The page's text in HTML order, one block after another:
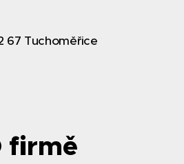
67 Tuchoměřice
firmě